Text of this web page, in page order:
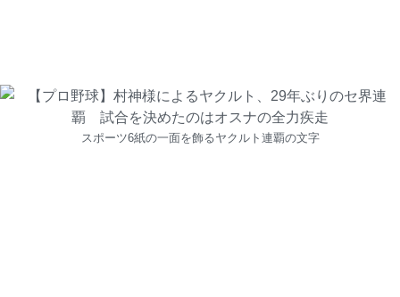
スポーツ6紙の一面を飾るヤクルト連覇の文字